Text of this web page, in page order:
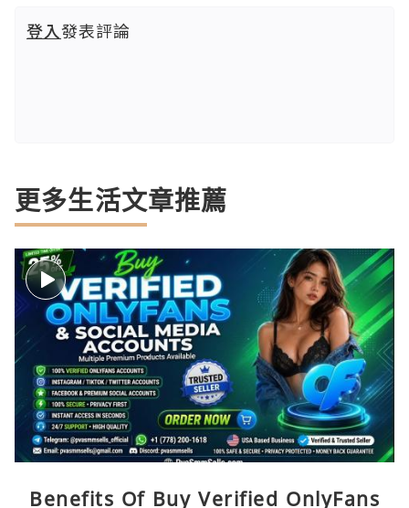
登入發表評論
更多生活文章推薦
Benefits Of Buy Verified OnlyFans